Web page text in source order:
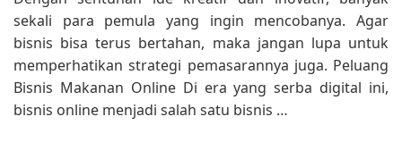
sekali para pemula yang ingin mencobanya. Agar
bisnis bisa terus bertahan, maka jangan lupa untuk
memperhatikan strategi pemasarannya juga. Peluang
Bisnis Makanan Online Di era yang serba digital ini,
bisnis online menjadi salah satu bisnis …